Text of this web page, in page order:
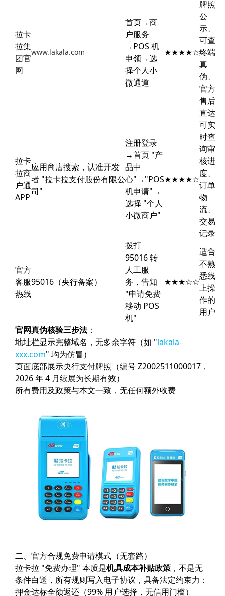
拉卡
拉集
团官
网
www.lakala.com
首页→商
户服务
→POS 机
申领→选
择个人小
微通道
★★★★☆
牌照
公
示、
可查
终端
真
伪、
官方
售后
直达
拉卡
拉商
户通
APP
应用商店搜索，认准开发
者 "拉卡拉支付股份有限公
司"
注册登录
→首页 "产
品中
心"→"POS
机申请"→
选择 "个人
小微商户"
★★★★☆
可实
时查
询审
核进
度、
订单
物
流、
交易
记录
官方
客服
热线
95016（央行备案）
拨打
95016 转
人工服
务，告知
"申请免费
移动 POS
机"
★★★☆☆
适合
不熟
悉线
上操
作的
用户
官网真伪核验三步法：
地址栏显示完整域名，无多余字符（如 "lakala-
xxx.com" 均为仿冒）
页面底部展示央行支付牌照（编号 Z2002511000017，
2026 年 4 月续展为长期有效）
所有费用及政策与本文一致，无任何额外收费
二、官方合规免费申请模式（无套路）
拉卡拉 "免费办理" 本质是机具成本补贴政策，不是无
条件白送，所有规则写入电子协议，具备法定约束力：
押金达标全额返还（99% 用户选择，无信用门槛）